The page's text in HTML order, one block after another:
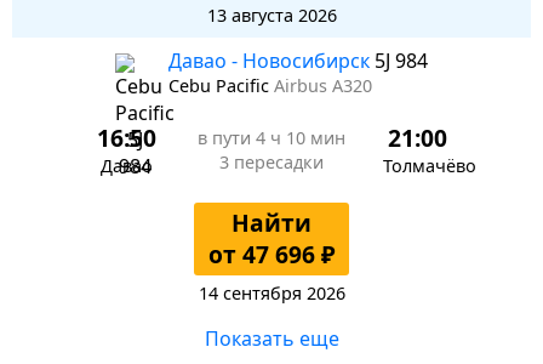
13 августа 2026
Давао - Новосибирск 5J 984
Cebu Pacific Airbus A320
16:50
Давао
в пути 4 ч 10 мин
3 пересадки
21:00
Толмачёво
Найти
от 47 696 ₽
14 сентября 2026
Показать еще